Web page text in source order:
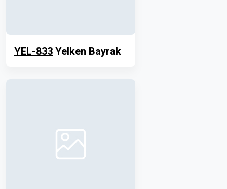
YEL-833 Yelken Bayrak